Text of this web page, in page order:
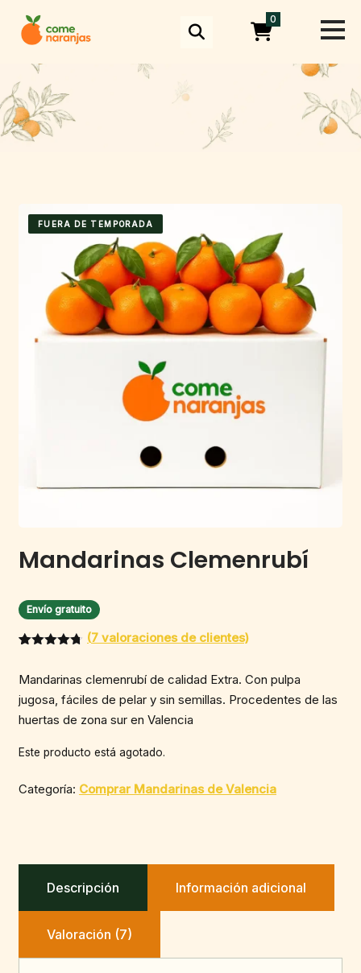
0
FUERA DE TEMPORADA
Mandarinas Clemenrubí
Envío gratuito
de 5 en
base a
valoracione
s de
(7 valoraciones de clientes)
Mandarinas clemenrubí de calidad Extra. Con pulpa
jugosa, fáciles de pelar y sin semillas. Procedentes de las
huertas de zona sur en Valencia
Este producto está agotado.
Categoría: Comprar Mandarinas de Valencia
Descripción Información adicional
Valoración (7)